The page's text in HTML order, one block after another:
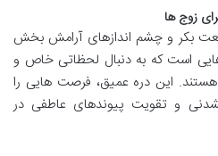
زوج ها
بکر و چشم اندازهای آرامش بخش
است که به دنبال لحظاتی خاص و
این دره عمیق، فرصت هایی را
و تقویت پیوندهای عاطفی در